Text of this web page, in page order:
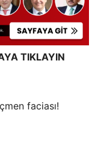
TIKLAYIN
faciası!